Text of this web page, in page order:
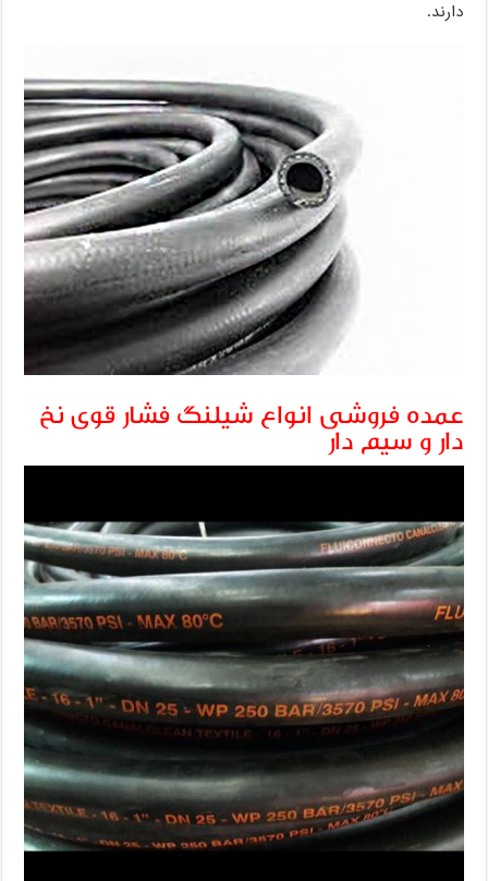
دارند.
عمده فروشی انواع شیلنگ فشار قوی نخ
دار و سیم دار